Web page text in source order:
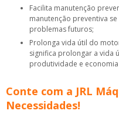
Facilita manutenção preventiva: Com componentes de qualidade, a
manutenção preventiva
problemas futuros;
Prolonga vida útil do motor: Investir em peças de qualidade
significa prolongar a
produtividade e
Conte com a JRL
Necessidades!